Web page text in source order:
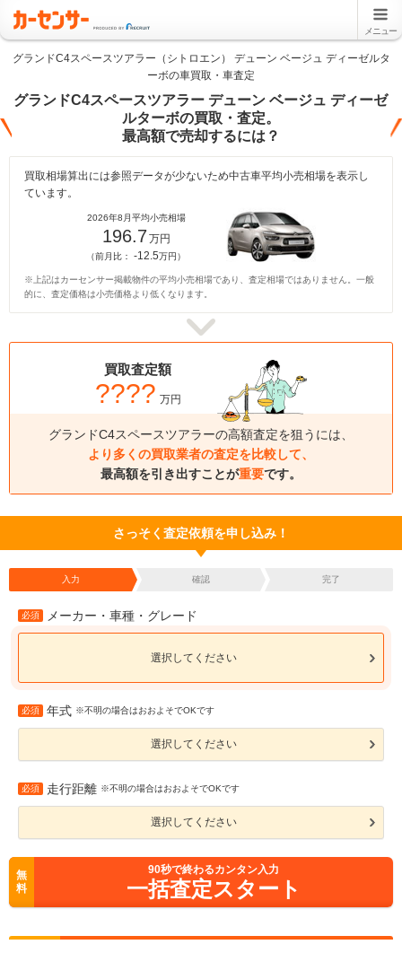
メニュー
グランドC4スペースツアラー（シトロエン） デューン ベージュ ディーゼルタ
ーボの車買取・車査定
グランドC4スペースツアラー デューン ベージュ ディーゼ
ルターボの買取・査定。
最高額で売却するには？
買取相場算出には参照データが少ないため中古車平均小売相場を表示し
ています。
2026年8月平均小売相場
196.7万円
（前月比：-12.5万円）
※上記はカーセンサー掲載物件の平均小売相場であり、査定相場ではありません。一般
的に、査定価格は小売価格より低くなります。
買取査定額
???? 万円
グランドC4スペースツアラーの高額査定を狙うには、
より多くの買取業者の査定を比較して、
最高額を引き出すことが重要です。
さっそく査定依頼を申し込み！
入力 確認 完了
必須 メーカー・車種・グレード
選択してください
必須 年式 ※不明の場合はおおよそでOKです
選択してください
必須 走行距離 ※不明の場合はおおよそでOKです
選択してください
無
料
90秒で終わるカンタン入力
一括査定スタート